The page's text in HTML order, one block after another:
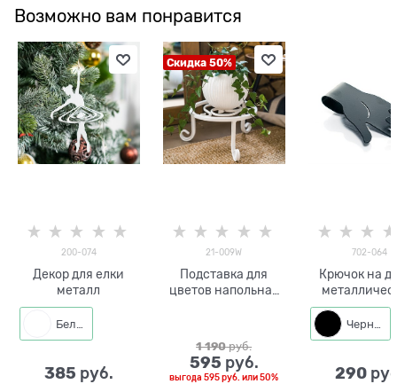
Возможно вам понравится
200-074
Декор для елки
металл
385 руб.
Скидка 50%
21-009W
Подставка для
цветов напольная
1 190 руб.
595 руб.
выгода595 руб. или50%
702-064
Крючок на
702-064
290